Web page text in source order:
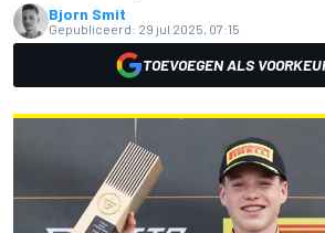
Bjorn Smit
Gepubliceerd: 29 jul 2025, 07:15
TOEVOEGEN ALS